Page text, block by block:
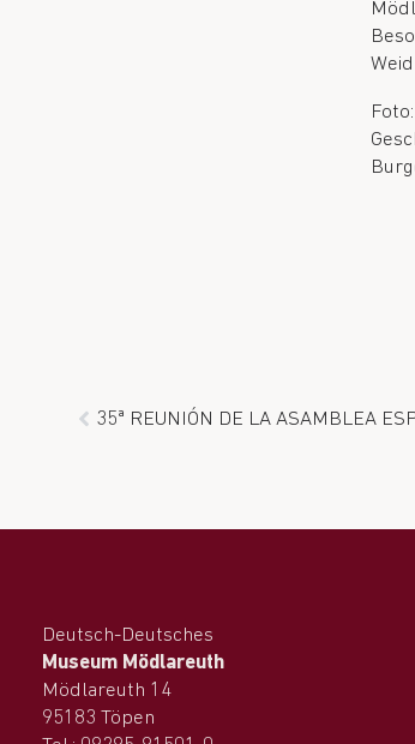
Foto:
35ª REUNIÓN DE LA ASAMBLEA
Deutsch-Deutsches
Museum Mödlareuth
Mödlareuth 14
95183 Töpen